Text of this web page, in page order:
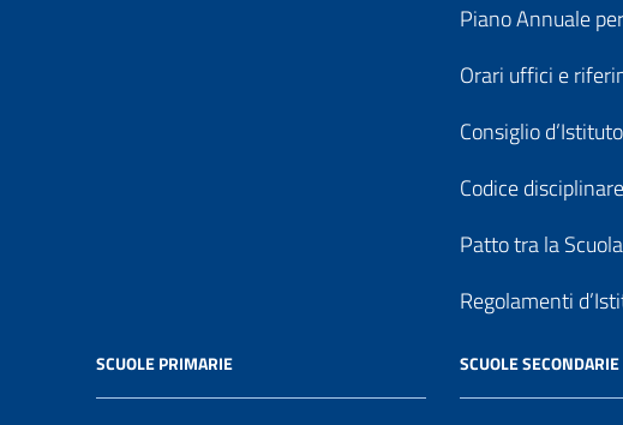
Piano Annuale
Orari uffici e
Consiglio d’Istituto
Codice disciplinare
Patto tra la
Regolamenti
SCUOLE PRIMARIE SCUOLE